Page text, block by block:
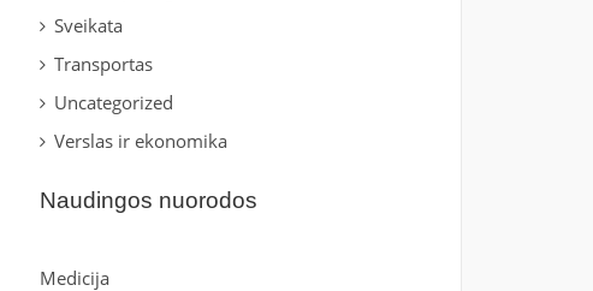
Sveikata
Transportas
Uncategorized
Verslas ir ekonomika
Naudingos nuorodos
Medicija